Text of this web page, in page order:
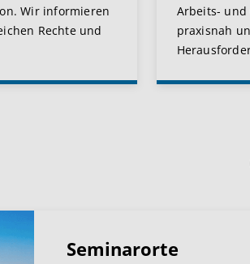
Wir informieren
Rechte und
Arbeits- und
praxisnah
Seminarorte